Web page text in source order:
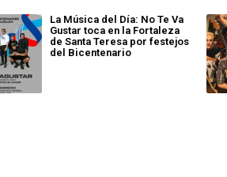
La Música del Día: No Te Va
Gustar toca en la Fortaleza
de Santa Teresa por festejos
del Bicentenario